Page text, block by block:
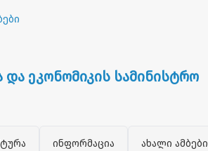
და ეკონომიკის სამინისტრო
ინფორმაცია ახალი ამბები